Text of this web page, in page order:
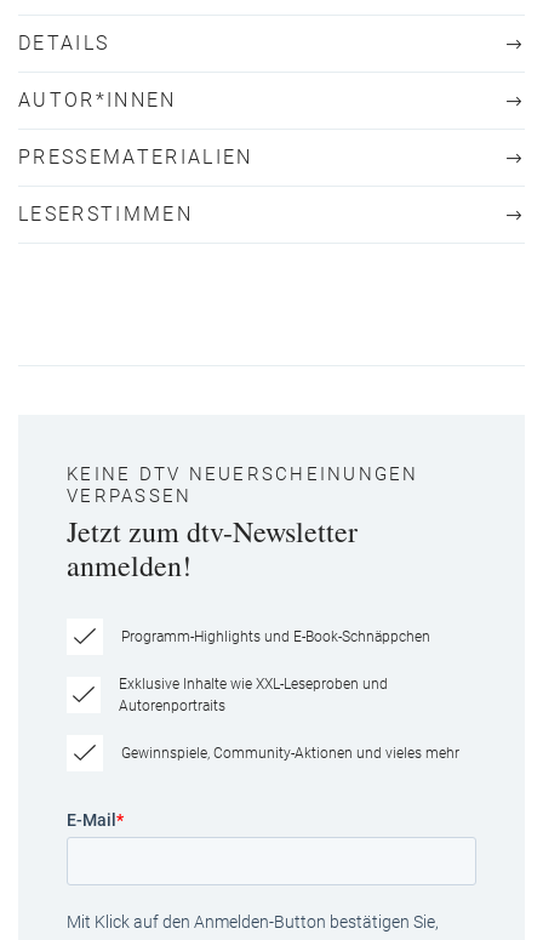
DETAILS
AUTOR*INNEN
PRESSEMATERIALIEN
LESERSTIMMEN
KEINE DTV NEUERSCHEINUNGEN
VERPASSEN
Jetzt zum dtv-Newsletter
anmelden!
Programm-Highlights und E-Book-Schnäppchen
Exklusive Inhalte wie XXL-Leseproben und
Autorenportraits
Gewinnspiele, Community-Aktionen und vieles mehr
E-Mail *
Mit Klick auf den Anmelden-Button bestätigen Sie,